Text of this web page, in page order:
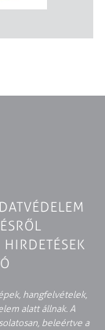
hangfelvételek,
alatt állnak. A
beleértve a